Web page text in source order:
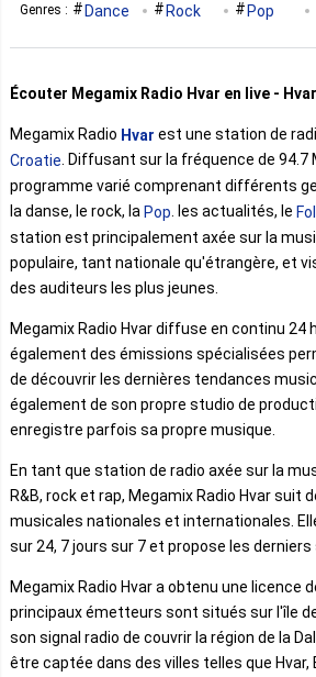
Genres : Dance Rock Pop
Écouter Megamix Radio Hvar en live -
Megamix Radio Hvar est une station de
Croatie. Diffusant sur la fréquence de 94.7
programme varié comprenant différents
la danse, le rock, la Pop . les actualités, le
station est principalement axée sur la
populaire, tant nationale qu'étrangère, et
des auditeurs les plus jeunes.
Megamix Radio Hvar diffuse en continu 24
également des émissions spécialisées
de découvrir les dernières tendances
également de son propre studio de
enregistre parfois sa propre musique.
En tant que station de radio axée sur la
R&B, rock et rap, Megamix Radio Hvar suit
musicales nationales et internationales.
sur 24, 7 jours sur 7 et propose les
Megamix Radio Hvar a obtenu une licence
principaux émetteurs sont situés sur l'île
son signal radio de couvrir la région de la
être captée dans des villes telles que Hvar,